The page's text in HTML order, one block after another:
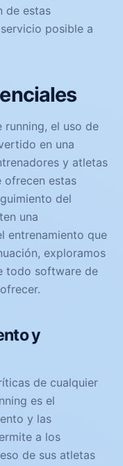
de estas
posible a
running, el uso de
en una
y atletas
ofrecen estas
del
una
entrenamiento que
exploramos
todo software de
y
de cualquier
es el
y las
a los
de sus atletas